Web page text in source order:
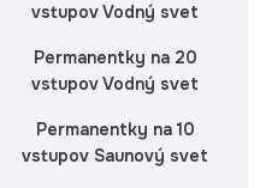
vstupov Vodný svet
Permanentky na 20
vstupov Vodný svet
Permanentky na 10
vstupov Saunový svet